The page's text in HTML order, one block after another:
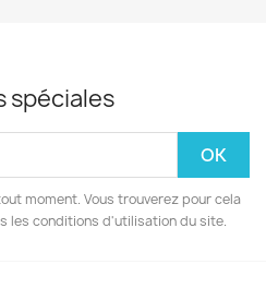
spéciales
moment. Vous trouverez pour cela
les conditions d'utilisation du site.